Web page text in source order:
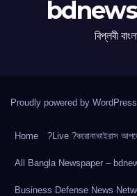
বিপ্লবী
Proudly powered by WordPress
Home ?Live ?করোনাভাইরাস
All Bangla Newspaper –
Business Defense News